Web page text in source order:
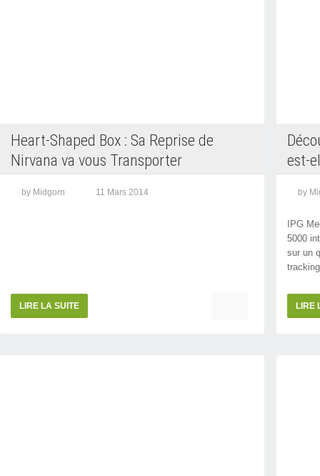
Heart-Shaped Box : Sa Reprise de
Nirvana va vous Transporter
by Midgorn 11 Mars 2014
LIRE LA SUITE
est-
by
IPG
5000
sur un
LIRE